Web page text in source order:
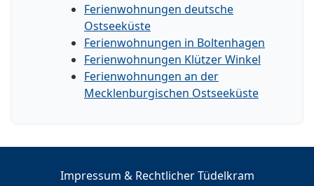
Ferienwohnungen deutsche
Ostseeküste
Ferienwohnungen in Boltenhagen
Ferienwohnungen Klützer Winkel
Ferienwohnungen an der
Mecklenburgischen Ostseeküste
Impressum & Rechtlicher Tüdelkram